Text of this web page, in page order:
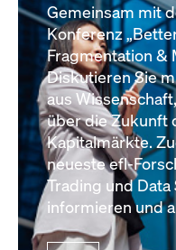
Gemeinsam mit
Konferenz
Fragmentation &
Diskutieren Sie
aus
über die Zukunft
Kapitalmärkte.
neueste efl-
Trading und Data
informieren und